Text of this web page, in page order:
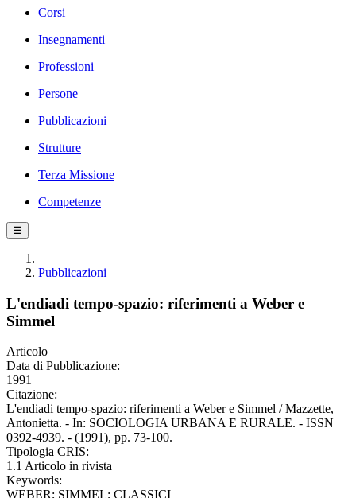
Corsi
Insegnamenti
Professioni
Persone
Pubblicazioni
Strutture
Terza Missione
Competenze
☰
Pubblicazioni
L'endiadi tempo-spazio: riferimenti a Weber e
Simmel
Articolo
Data di Pubblicazione:
1991
Citazione:
L'endiadi tempo-spazio: riferimenti a Weber e Simmel / Mazzette,
Antonietta. - In: SOCIOLOGIA URBANA E RURALE. - ISSN
0392-4939. - (1991), pp. 73-100.
Tipologia CRIS:
1.1 Articolo in rivista
Keywords:
WEBER; SIMMEL; CLASSICI